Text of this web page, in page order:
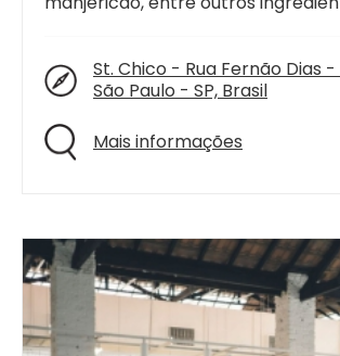
St. Chico - Rua Fernão Dias -
São Paulo - SP, Brasil
Mais informações